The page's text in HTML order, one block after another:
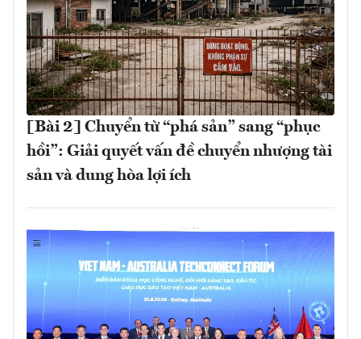
[Bài 2] Chuyển từ “phá sản” sang “phục
hồi”: Giải quyết vấn đề chuyển nhượng tài
sản và dung hòa lợi ích